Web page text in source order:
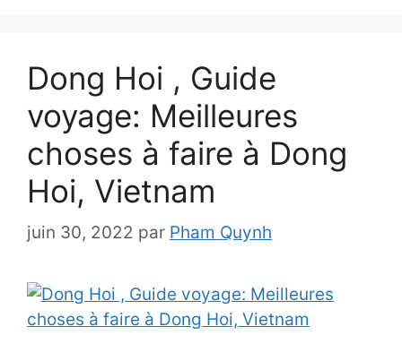
Dong Hoi , Guide
voyage: Meilleures
choses à faire à Dong
Hoi, Vietnam
juin 30, 2022 par Pham Quynh